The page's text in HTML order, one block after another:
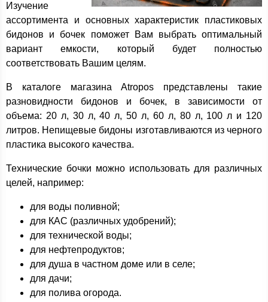
Изучение
ассортимента и основных характеристик пластиковых
бидонов и бочек поможет Вам выбрать оптимальный
вариант емкости, который будет полностью
соответствовать Вашим целям.
В каталоге магазина Atropos представлены такие
разновидности бидонов и бочек, в зависимости от
объема: 20 л, 30 л, 40 л, 50 л, 60 л, 80 л, 100 л и 120
литров. Непищевые бидоны изготавливаются из черного
пластика высокого качества.
Технические бочки можно использовать для различных
целей, например:
для воды поливной;
для КАС (различных удобрений);
для технической воды;
для нефтепродуктов;
для душа в частном доме или в селе;
для дачи;
для полива огорода.